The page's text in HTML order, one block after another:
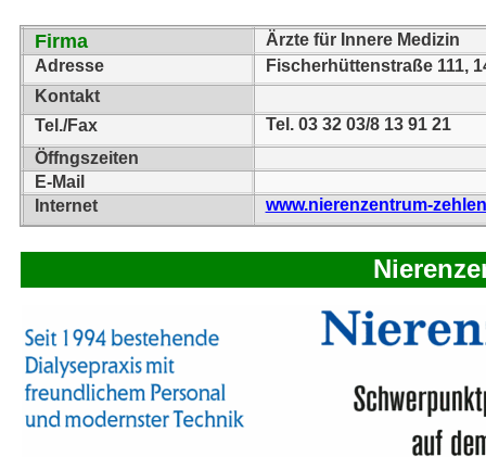
Firma
Ärzte für Innere Medizin
Adresse
Fischerhüttenstraße 111,
Kontakt
Tel./Fax
Tel. 03 32 03/8 13 91 21
Öffngszeiten
E-Mail
Internet
www.nierenzentrum-